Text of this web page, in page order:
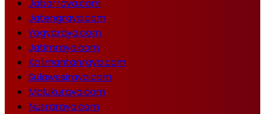
Jabarraya.com
Jatengraya.com
Yogyaraya.com
Jatimraya.com
Kalimantanraya.com
Sulawesiraya.com
Malukuraya.com
Nusraraya.com